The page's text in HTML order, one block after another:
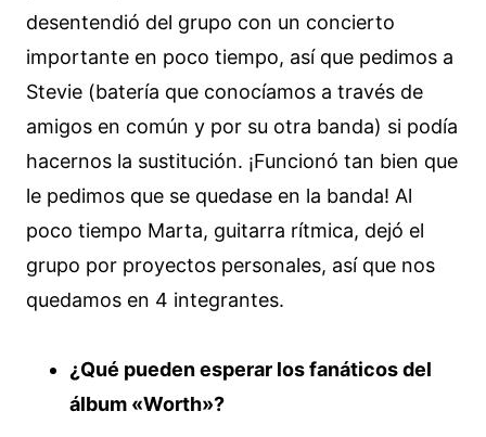
desentendió del grupo con un concierto
importante en poco tiempo, así que pedimos a
Stevie (batería que conocíamos a través de
amigos en común y por su otra banda) si podía
hacernos la sustitución. ¡Funcionó tan bien que
le pedimos que se quedase en la banda! Al
poco tiempo Marta, guitarra rítmica, dejó el
grupo por proyectos personales, así que nos
quedamos en 4 integrantes.
¿Qué pueden esperar los fanáticos del
álbum «Worth»?